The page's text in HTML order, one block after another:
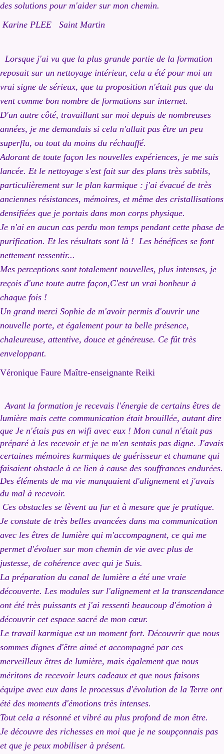
des solutions pour m'aider sur mon chemin.
Karine PLEE Saint Martin
Lorsque j'ai vu que la plus grande partie de la formation
reposait sur un nettoyage intérieur, cela a été pour moi un
vrai signe de sérieux, que ta proposition n'était pas que du
vent comme bon nombre de formations sur internet.
D'un autre côté, travaillant sur moi depuis de nombreuses
années, je me demandais si cela n'allait pas être un peu
superflu, ou tout du moins du réchauffé.
Adorant de toute façon les nouvelles expériences, je me suis
lancée. Et le nettoyage s'est fait sur des plans très subtils,
particulièrement sur le plan karmique : j'ai évacué de très
anciennes résistances, mémoires, et même des cristallisations
densifiées que je portais dans mon corps physique.
Je n'ai en aucun cas perdu mon temps pendant cette phase de
purification. Et les résultats sont là ! Les bénéfices se font
nettement ressentir...
Mes perceptions sont totalement nouvelles, plus intenses, je
reçois d'une toute autre façon,C'est un vrai bonheur à
chaque fois !
Un grand merci Sophie de m'avoir permis d'ouvrir une
nouvelle porte, et également pour ta belle présence,
chaleureuse, attentive, douce et généreuse. Ce fût très
enveloppant.
Véronique Faure Maître-enseignante Reiki
Avant la formation je recevais l'énergie de certains êtres de
lumière mais cette communication était brouillée, autant dire
que Je n'étais pas en wifi avec eux ! Mon canal n'était pas
préparé à les recevoir et je ne m'en sentais pas digne. J'avais
certaines mémoires karmiques de guérisseur et chamane qui
faisaient obstacle à ce lien à cause des souffrances endurées.
Des éléments de ma vie manquaient d'alignement et j'avais
du mal à recevoir.
Ces obstacles se lèvent au fur et à mesure que je pratique.
Je constate de très belles avancées dans ma communication
avec les êtres de lumière qui m'accompagnent, ce qui me
permet d'évoluer sur mon chemin de vie avec plus de
justesse, de cohérence avec qui je Suis.
La préparation du canal de lumière a été une vraie
découverte. Les modules sur l'alignement et la transcendance
ont été très puissants et j'ai ressenti beaucoup d'émotion à
découvrir cet espace sacré de mon cœur.
Le travail karmique est un moment fort. Découvrir que nous
sommes dignes d'être aimé et accompagné par ces
merveilleux êtres de lumière, mais également que nous
méritons de recevoir leurs cadeaux et que nous faisons
équipe avec eux dans le processus d'évolution de la Terre ont
été des moments d'émotions très intenses.
Tout cela a résonné et vibré au plus profond de mon être.
Je découvre des richesses en moi que je ne soupçonnais pas
et que je peux mobiliser à présent.